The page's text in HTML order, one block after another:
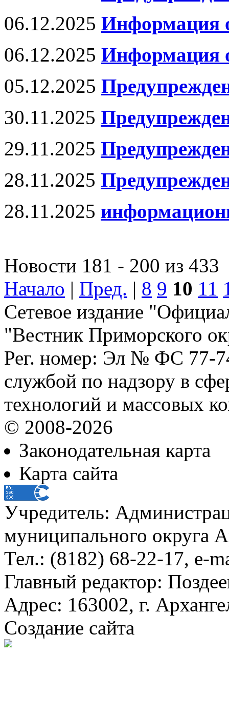
06.12.2025 Информация
06.12.2025 Информация
05.12.2025
30.11.2025
29.11.2025
28.11.2025
28.11.2025
Новости 181 - 200 из 433
Начало | Пред. | 8 9 10 11
Сетевое издание
"Вестник Приморского
Рег. номер: Эл № ФС 77-
службой по надзору в
технологий и массовых
© 2008-2026
Законодательная карта
Карта сайта
Учредитель:
муниципального округа
Тел.: (8182) 68-22-17, e-
Главный редактор:
Адрес: 163002, г.
Создание сайта